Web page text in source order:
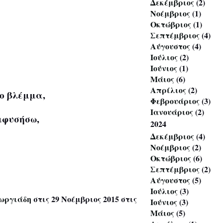
βλέμμα,
στις 29 Νοέμβριος 2015 στις
Νοέμβριος(1)
Οκτώβριος(1)
Σεπτέμβριος(4)
Αύγουστος(4)
Ιούλιος(2)
Ιούνιος(1)
Μάιος(6)
Απρίλιος(2)
Φεβρουάριος(3)
Ιανουάριος(2)
2024
Δεκέμβριος(4)
Νοέμβριος(2)
Οκτώβριος(6)
Σεπτέμβριος(2)
Αύγουστος(5)
Ιούλιος(3)
Ιούνιος(3)
Μάιος(5)